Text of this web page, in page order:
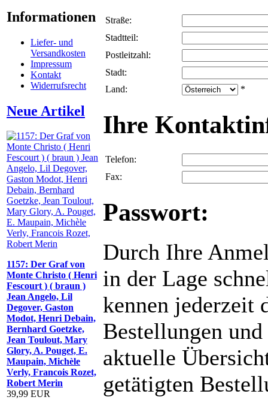
Informationen
Liefer- und
Versandkosten
Impressum
Kontakt
Widerrufsrecht
Neue Artikel
1157: Der Graf von
Monte Christo ( Henri
Fescourt ) ( braun )
Jean Angelo, Lil
Degover, Gaston
Modot, Henri Debain,
Bernhard Goetzke,
Jean Toulout, Mary
Glory, A. Pouget, E.
Maupain, Michèle
Verly, Francois Rozet,
Robert Merin
39,99 EUR
Straße:
Stadtteil:
Postleitzahl:
Stadt:
Land:
*
Ihre
Telefon:
Fax:
Passwort:
Durch Ihre
in der Lage
kennen jederzeit
Bestellungen
aktuelle
getätigten